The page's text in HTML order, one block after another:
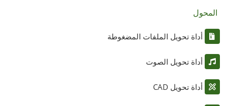
المحول
أداة تحويل الملفات المضغوطة
أداة تحويل الصوت
أداة تحويل CAD